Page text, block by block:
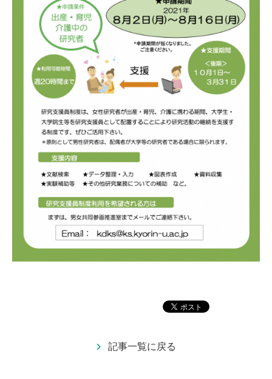
記事一覧に戻る